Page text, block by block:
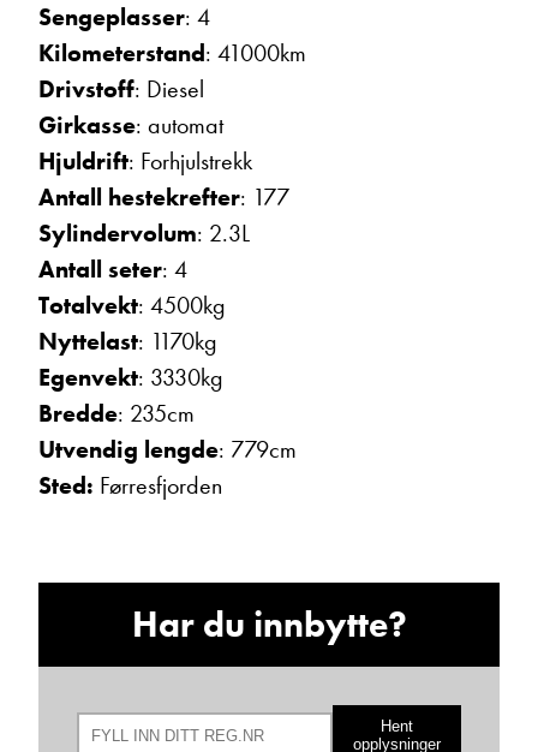
Salgssjef
Vis telefon
Vis epost
Vis epost
Sengeplasser: 4
Kilometerstand: 41000km
Drivstoff: Diesel
Girkasse: automat
Hjuldrift: Forhjulstrekk
Antall hestekrefter: 177
Sylindervolum: 2.3L
Antall seter: 4
Totalvekt: 4500kg
Nyttelast: 1170kg
Egenvekt: 3330kg
Bredde: 235cm
Utvendig lengde: 779cm
Sted: Førresfjorden
Har du innbytte?
Hent
opplysninger